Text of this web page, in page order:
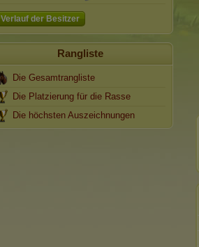
Verlauf der Besitzer
Rangliste
Die Gesamtrangliste
Die Platzierung für die Rasse
Die höchsten Auszeichnungen